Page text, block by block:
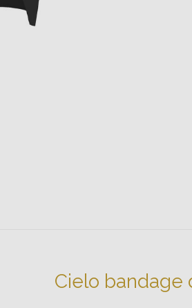
Cielo bandage